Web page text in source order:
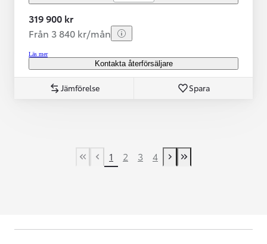
319 900 kr
Från 3 840 kr/mån
Läs mer
Kontakta återförsäljare
Jämförelse Spara
First Page
Previous page
1 2 3 4
Next page
Last Page